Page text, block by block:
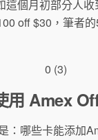
這個月初部分人收
off $30，筆者
用 Amex
：哪些卡能添加